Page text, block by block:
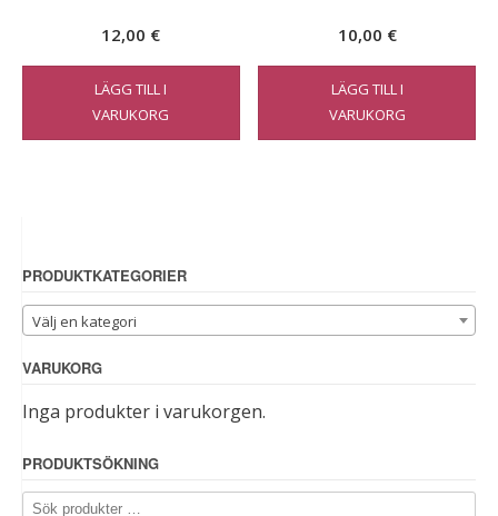
12,00 €
LÄGG TILL I
VARUKORG
10,00 €
LÄGG TILL I
VARUKORG
PRODUKTKATEGORIER
Välj en kategori
VARUKORG
Inga produkter i varukorgen.
PRODUKTSÖKNING
Sök